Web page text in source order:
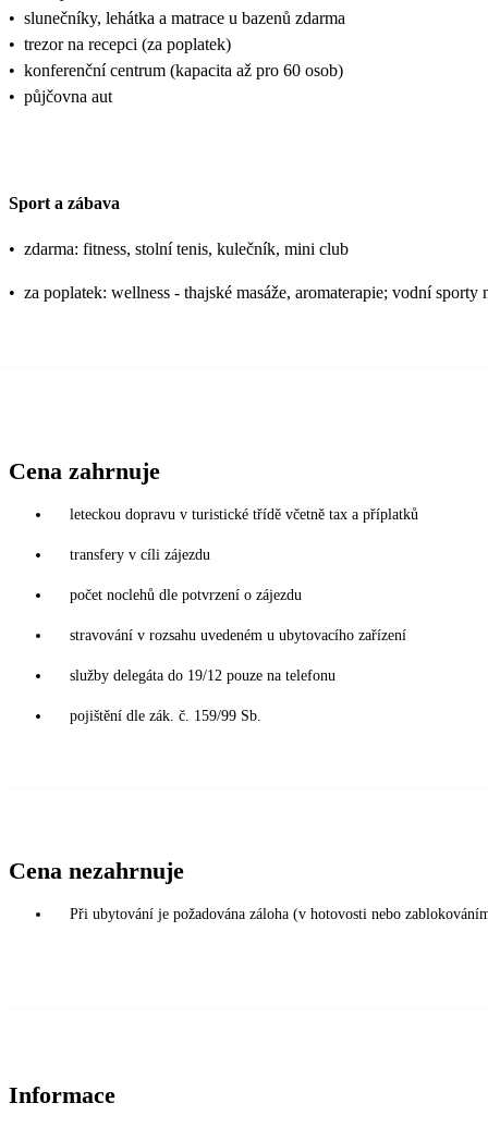
• slunečníky, lehátka a matrace u bazenů zdarma
• trezor na recepci (za poplatek)
• konferenční centrum (kapacita až pro 60 osob)
• půjčovna aut
Sport a zábava
• zdarma: fitness, stolní tenis, kulečník, mini club
• za poplatek: wellness - thajské masáže, aromaterapie; vodní sporty
Cena zahrnuje
leteckou dopravu v turistické třídě včetně tax a příplatků
transfery v cíli zájezdu
počet noclehů dle potvrzení o zájezdu
stravování v rozsahu uvedeném u ubytovacího zařízení
služby delegáta do 19/12 pouze na telefonu
pojištění dle zák. č. 159/99 Sb.
Cena nezahrnuje
Při ubytování je požadována záloha (v hotovosti nebo
Informace